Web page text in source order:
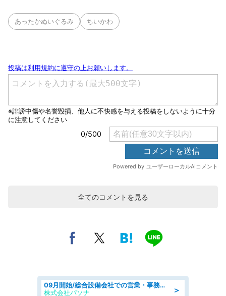
あったかぬいぐるみ ちいかわ
全てのコメントを見る
＞
09月開始/総合設備会社での営業・事務のお仕事/車通勤可/賞与あり/営業/営業事務
株式会社パソナ